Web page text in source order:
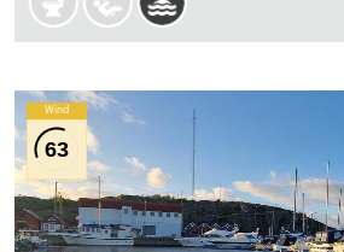
Wind
63